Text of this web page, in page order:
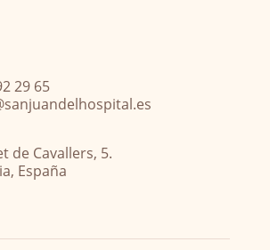
29 65
de Cavallers, 5.
España